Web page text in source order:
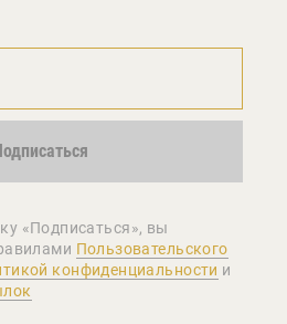
«Подписаться», вы
Пользовательского
конфиденциальности и